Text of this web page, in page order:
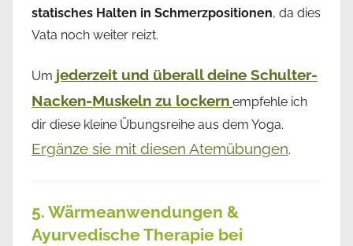
statisches Halten in Schmerzpositionen, da dies
Vata noch weiter reizt.
Um jederzeit und überall deine Schulter-
Nacken-Muskeln zu lockern empfehle ich
dir diese kleine Übungsreihe aus dem Yoga.
Ergänze sie mit diesen Atemübungen.
5. Wärmeanwendungen &
Ayurvedische Therapie bei